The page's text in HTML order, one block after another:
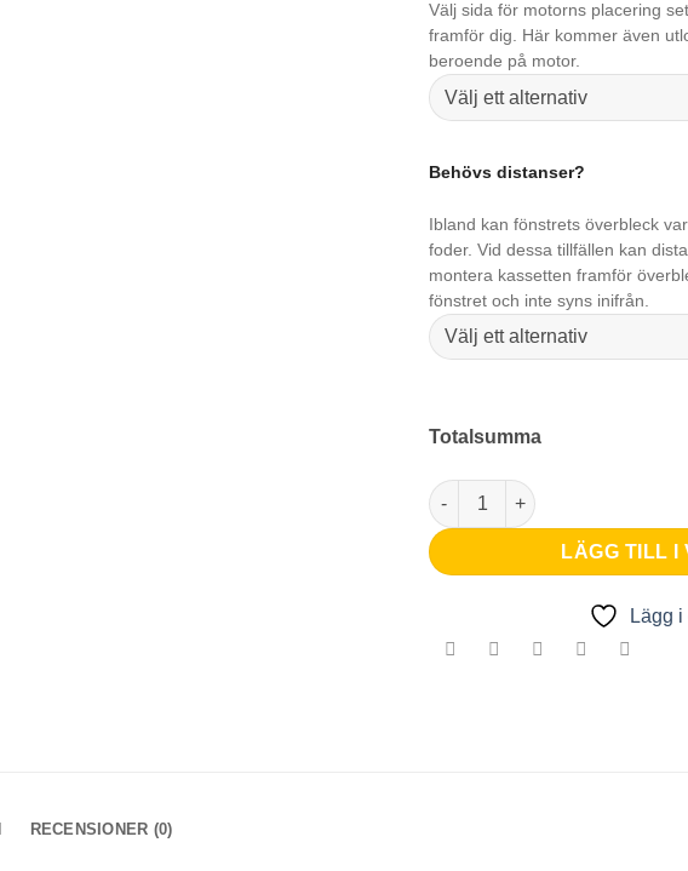
Välj sida för motorns placering
framför dig. Här kommer även
beroende på motor.
Behövs distanser?
Ibland kan fönstrets överbleck
foder. Vid dessa tillfällen kan
montera kassetten framför
fönstret och inte syns inifrån.
Totalsumma
ZIP Screen 105 mängd
LÄGG TILL I
Lägg
RECENSIONER (0)